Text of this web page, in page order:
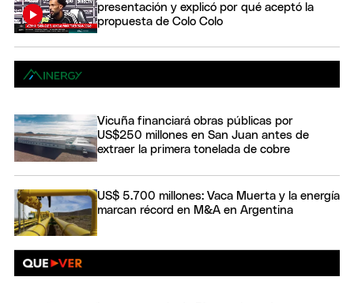
presentación y explicó por qué aceptó la
propuesta de Colo Colo
Vicuña financiará obras públicas por
US$250 millones en San Juan antes de
extraer la primera tonelada de cobre
US$ 5.700 millones: Vaca Muerta y la energía
marcan récord en M&A en Argentina